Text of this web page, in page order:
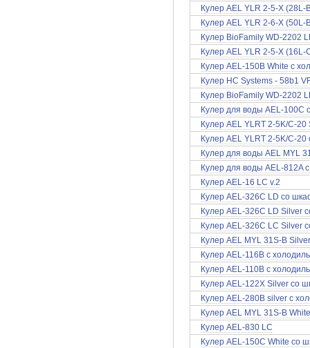
Кулер AEL YLR 2-5-X (28L-
Кулер AEL YLR 2-6-X (50L-
Кулер BioFamily WD-2202
Кулер AEL YLR 2-5-X
Кулер AEL-150B White с
Кулер HC Systems - 58b1
Кулер BioFamily WD-2202
Кулер для воды AEL-100C
Кулер AEL YLRT 2-5K/C-
Кулер AEL YLRT 2-5K/C-
Кулер для воды AEL MYL
Кулер для воды AEL-812A
Кулер AEL-16 LС v.2
Кулер AEL-326C LD со
Кулер AEL-326C LD Silver
Кулер AEL-326C LC Silver
Кулер AEL MYL 31S-B
Кулер AEL-116B с
Кулер AEL-110B с
Кулер AEL-122X Silver со
Кулер AEL-280B silver с
Кулер AEL MYL 31S-B
Кулер AEL-830 LC
Кулер AEL-150C White со